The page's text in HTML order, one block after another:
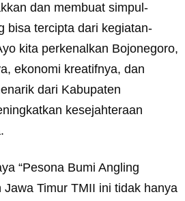
dan membuat simpul-
bisa tercipta dari kegiatan-
kita perkenalkan Bojonegoro,
ekonomi kreatifnya, dan
dari Kabupaten
kesejahteraan
“Pesona Bumi Angling
Jawa Timur TMII ini tidak hanya